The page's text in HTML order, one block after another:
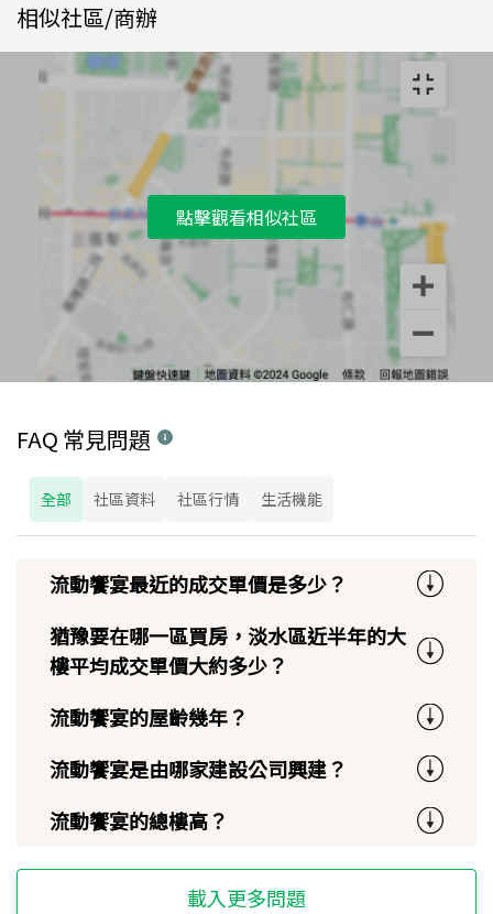
相似社區/商辦
點擊觀看相似社區
FAQ 常見問題
全部 社區資料 社區行情 生活機能
流動饗宴最近的成交單價是多少？
猶豫要在哪一區買房，淡水區近半年的大
樓平均成交單價大約多少？
流動饗宴的屋齡幾年？
流動饗宴是由哪家建設公司興建？
流動饗宴的總樓高？
載入更多問題